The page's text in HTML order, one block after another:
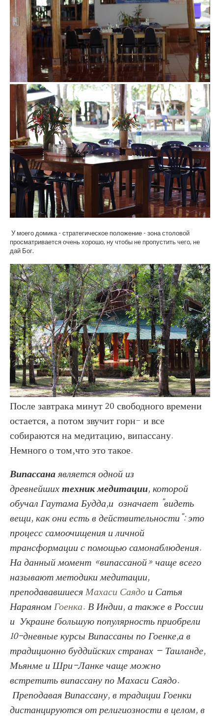
У моего домика - стратегическое положение - зона столовой
просматривается очень хорошо, ну чтобы не пропустить чего, не
дай Бог.
После завтрака минут 20 свободного времени
остается, а потом звучит горн- и все
собираются на медитацию, випассану.
Немного о том,что это такое.
Випассанаявляется одной из
древнейшихтехник медитации, которой
обучалГаутама Будда,и означает "видеть
вещи, как они есть в действительности": это
процесс самоочищения и личной
трансформации с помощью самонаблюдения.
На данный момент «випассаной» чаще всего
называют методики медитации,
преподававшиесяМахаси Саядои Сатья
НараяномГоенка. В Индии, а также в России
и Украине большую популярность приобрели
10-дневные курсы Випассаны по Гоенке,а в
традиционно буддийских странах — Таиланде,
Мьянме и Шри-Ланке чаще можно
встретить випассану по Махаси Саядо.
Преподавая Випассану, в традиции Гоенки
дистанцируются от религиозности в целом, в